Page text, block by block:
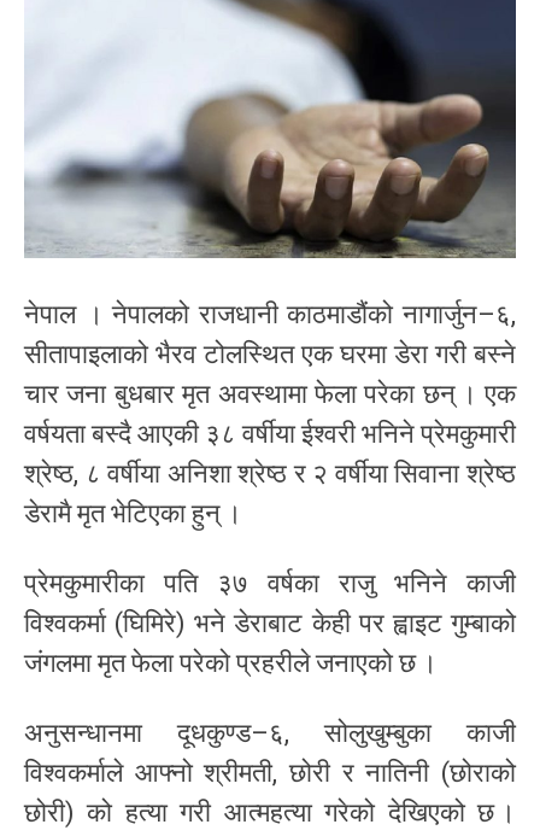
नेपाल । नेपालको राजधानी काठमाडौंको नागार्जुन–६,
सीतापाइलाको भैरव टोलस्थित एक घरमा डेरा गरी बस्ने
चार जना बुधबार मृत अवस्थामा फेला परेका छन् । एक
वर्षयता बस्दै आएकी ३८ वर्षीया ईश्वरी भनिने प्रेमकुमारी
श्रेष्ठ, ८ वर्षीया अनिशा श्रेष्ठ र २ वर्षीया सिवाना श्रेष्ठ
डेरामै मृत भेटिएका हुन् ।
प्रेमकुमारीका पति ३७ वर्षका राजु भनिने काजी
विश्वकर्मा (घिमिरे) भने डेराबाट केही पर ह्वाइट गुम्बाको
जंगलमा मृत फेला परेको प्रहरीले जनाएको छ ।
अनुसन्धानमा दूधकुण्ड–६, सोलुखुम्बुका काजी
विश्वकर्माले आफ्नो श्रीमती, छोरी र नातिनी (छोराको
छोरी) को हत्या गरी आत्महत्या गरेको देखिएको छ ।